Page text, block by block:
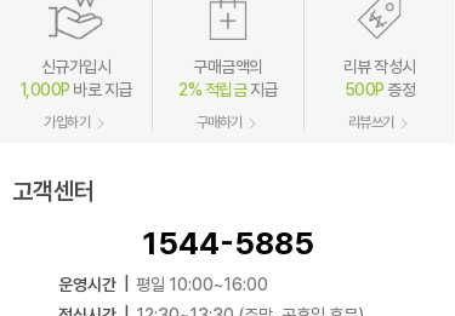
신규가입시
1,000P 바로 지급
가입하기
구매금액의
2% 적립금지급
구매하기
리뷰 작성시
500P 증정
리뷰쓰기
고객센터
1544-5885
운영시간
평일 10:00~16:00